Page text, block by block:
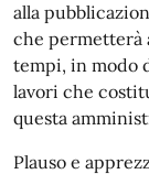
alla
che permetterà
tempi, in modo
lavori che
questa
Plauso e